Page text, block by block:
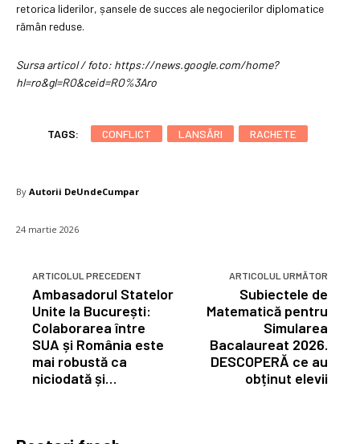
retorica liderilor, șansele de succes ale negocierilor diplomatice
rămân reduse.
Sursa articol / foto: https://news.google.com/home?
hl=ro&gl=RO&ceid=RO%3Aro
TAGS: CONFLICT LANSĂRI RACHETE
By Autorii DeUndeCumpar
24 martie 2026
ARTICOLUL PRECEDENT
Ambasadorul Statelor
Unite la București:
Colaborarea între
SUA și România este
mai robustă ca
niciodată și…
ARTICOLUL URMĂTOR
Subiectele de
Matematică pentru
Simularea
Bacalaureat 2026.
DESCOPERĂ ce au
obținut elevii